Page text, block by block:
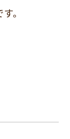
。